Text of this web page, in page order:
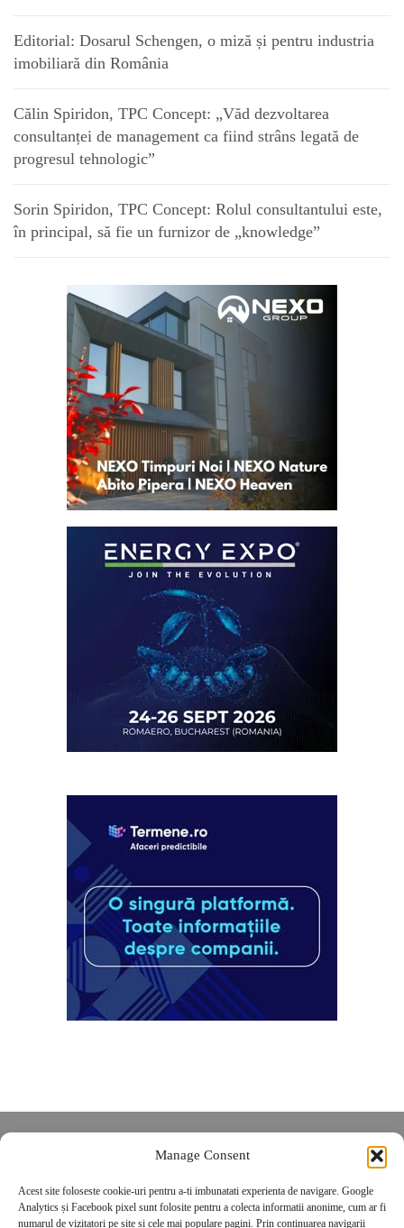
Manage Consent
Acest site foloseste cookie-uri pentru a-ti imbunatati experienta de navigare. Google
Analytics și Facebook pixel sunt folosite pentru a colecta informatii anonime, cum ar fi
numarul de vizitatori pe site si cele mai populare pagini. Prin continuarea navigarii
Editorial: Dosarul Schengen, o miză și pentru industria
imobiliară din România
Călin Spiridon, TPC Concept: „Văd dezvoltarea
consultanței de management ca fiind strâns legată de
progresul tehnologic”
Sorin Spiridon, TPC Concept: Rolul consultantului este,
în principal, să fie un furnizor de „knowledge”
POLITICĂ DE CONFIDENȚIALITATE
Politica de cookies